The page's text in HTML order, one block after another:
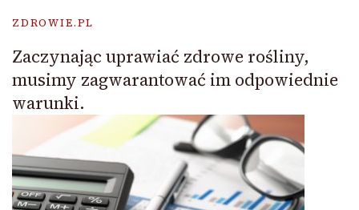
ZDROWIE.PL
Zaczynając uprawiać zdrowe rośliny,
musimy zagwarantować im odpowiednie
warunki.